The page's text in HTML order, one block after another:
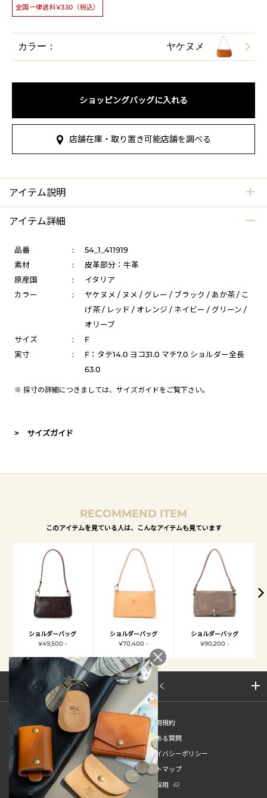
全国一律送料¥330（税込）
カラー： ヤケヌメ
ショッピングバッグに入れる
店舗在庫・取り置き可能店舗を調べる
アイテム説明
アイテム詳細
品番 :
54_1_411919
素材
:
皮革部分：牛革
原産国
:
イタリア
カラー
:
ヤケヌメ / ヌメ / グレー / ブラック / あか茶 / こ
げ茶 / レッド / オレンジ / ネイビー / グリーン /
オリーブ
サイズ
:
F
実寸
:
F：タテ14.0 ヨコ31.0 マチ7.0 ショルダー全長
63.0
※ 採寸の詳細につきましては、 サイズガイドをご覧下さい。
> サイズガイド
RECOMMEND ITEM
このアイテムを見ている人は、こんなアイテムも見ています
ショルダーバッグ
¥49,500 -
ショルダーバッグ
¥70,400 -
ショルダーバッグ
¥90,200 -
サイトマップを開く
新規会員登録
ご利用規約
ご利用ガイド
よくある質問
特定商取引法
プライバシーポリシー
お問い合わせ
サイトマップ
販売スタッフ中途採用
新卒採用